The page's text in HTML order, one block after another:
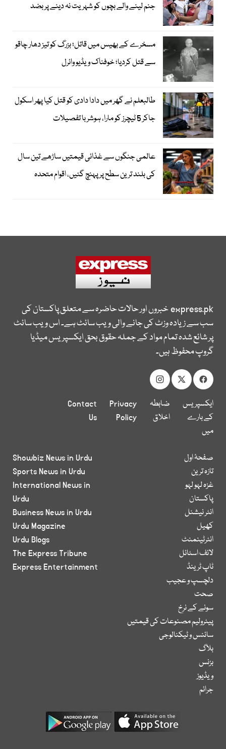
جنم لینے والے بچوں کو شہریت نہ دینے پر بضد
مسخرے کے بھیس میں قاتل؛ بزرگ کو تیز دھار چاقو
سے قتل کردیا؛ خوفناک ویڈیو وائرل
طالبعلم نے گھر میں دادا دادی کو قتل کیا پھر اسکول
جاکر 5 ٹیچرز کو مارا، ہوشربا تفصیلات
عالمی جنگوں سے غذائی قیمتیں ساڑھے تین سال
کی بلند ترین سطح پر پہنچ گئیں، اقوام متحدہ
express.pkخبروں اور حالات حاضرہ سے متعلق پاکستان کی
سب سے زیادہ وزٹ کی جانے والی ویب سائٹ ہے۔ اس ویب سائٹ
پر شائع شدہ تمام مواد کے جملہ حقوق بحق ایکسپریس میڈیا
گروپ محفوظ ہیں۔
ایکسپریس
کے بارے
میں
ضابطہ
اخلاق
Privacy
Policy
Contact
Us
صفحۂ اول
تازہ ترین
غزہ لہو لہو
پاکستان
انٹر نیشنل
کھیل
انٹرٹینمنٹ
لائف اسٹائل
ٹاپ ٹرینڈ
دلچسپ و عجیب
صحت
سونے کے نرخ
پیٹرولیم مصنوعات کی قیمتیں
سائنس و ٹیکنالوجی
بلاگ
بزنس
ویڈیوز
جرائم
Showbiz News in Urdu
Sports News in Urdu
International News in
Urdu
Business News in Urdu
Urdu Magazine
Urdu Blogs
The Express Tribune
Express Entertainment